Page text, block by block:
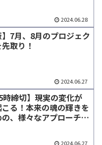
2024.06.28
】7月、8月のプロジェク
取り！
2024.06.27
時締切】現実の変化が
る！本来の魂の輝きを
、様々なアプローチ法
2024.06.27